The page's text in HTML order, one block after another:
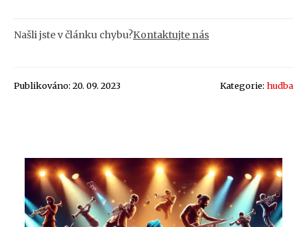
Našli jste v článku chybu?Kontaktujte nás
Publikováno: 20. 09. 2023 Kategorie: hudba